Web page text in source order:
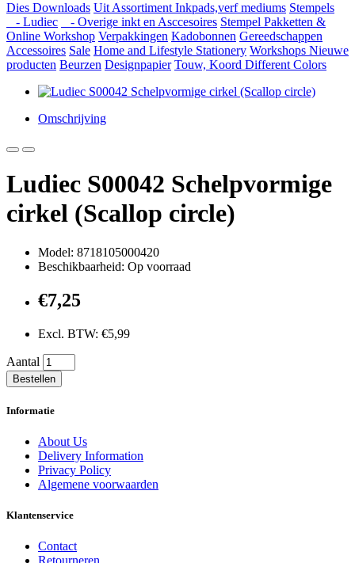
Dies Downloads Uit Assortiment Inkpads,verf mediums Stempels
- Ludiec
- Overige inkt en Asccesoires Stempel Pakketten &
Online Workshop Verpakkingen Kadobonnen Gereedschappen
Accessoires Sale Home and Lifestyle Stationery Workshops Nieuwe
producten Beurzen Designpapier Touw, Koord Different Colors
Omschrijving
Ludiec S00042 Schelpvormige
cirkel (Scallop circle)
Model: 8718105000420
Beschikbaarheid: Op voorraad
€7,25
Excl. BTW: €5,99
Aantal
Bestellen
Informatie
About Us
Delivery Information
Privacy Policy
Algemene voorwaarden
Klantenservice
Contact